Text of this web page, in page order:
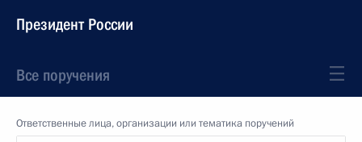
Президент России
Все поручения
Ответственные лица, организации или тематика поручений